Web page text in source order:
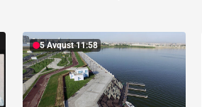
5 Avqust 11:58